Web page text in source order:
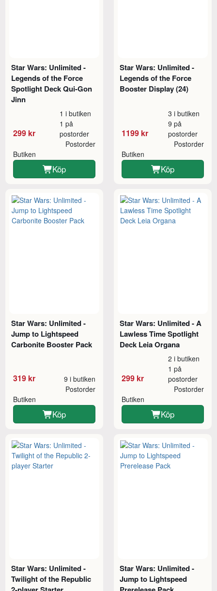
Star Wars: Unlimited -
Legends of the Force
Spotlight Deck Qui-Gon
Jinn
299 kr
1 i butiken
1 på
postorder
Butiken
Postorder
Köp
Star Wars: Unlimited -
Legends of the Force
Booster Display (24)
1199 kr
3 i butiken
9 på
postorder
Butiken
Postorder
Köp
Star Wars: Unlimited -
Jump to Lightspeed
Carbonite Booster Pack
319 kr 9 i butiken
Butiken
Postorder
Köp
Star Wars: Unlimited - A
Lawless Time Spotlight
Deck Leia Organa
299 kr
2 i butiken
1 på
postorder
Butiken
Postorder
Köp
Star Wars: Unlimited -
Twilight of the Republic
Star Wars: Unlimited -
Jump to Lightspeed